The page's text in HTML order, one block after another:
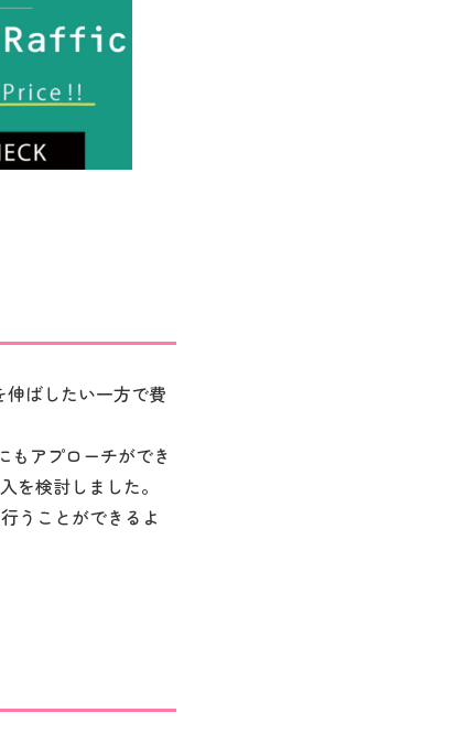
伸ばしたい一方で費
もアプローチができ
を検討しました。
うことができるよ